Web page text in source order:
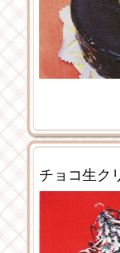
チョコ生